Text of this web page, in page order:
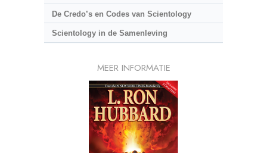
De Credo’s en Codes van Scientology
Scientology in de Samenleving
MEER INFORMATIE